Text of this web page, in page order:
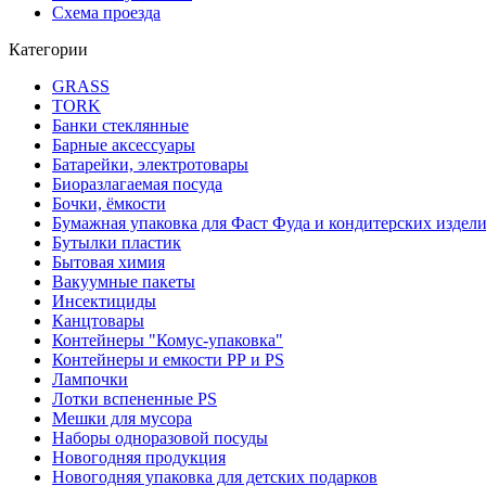
Схема проезда
Категории
GRASS
TORK
Банки стеклянные
Барные аксессуары
Батарейки, электротовары
Биоразлагаемая посуда
Бочки, ёмкости
Бумажная упаковка для Фаст Фуда и кондитерских
Бутылки пластик
Бытовая химия
Вакуумные пакеты
Инсектициды
Канцтовары
Контейнеры "Комус-упаковка"
Контейнеры и емкости РР и PS
Лампочки
Лотки вспененные PS
Мешки для мусора
Наборы одноразовой посуды
Новогодняя продукция
Новогодняя упаковка для детских подарков